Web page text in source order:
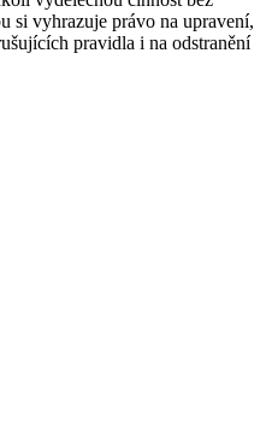
si vyhrazuje právo na upravení,
pravidla i na odstranění